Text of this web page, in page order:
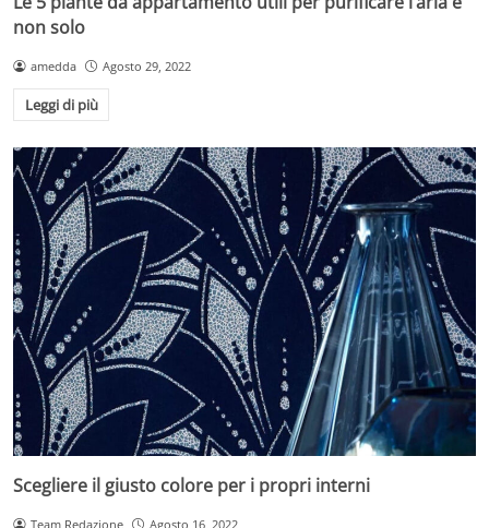
non solo
amedda Agosto 29, 2022
Leggi di più
Scegliere il giusto colore per i propri interni
Team Redazione Agosto 16, 2022